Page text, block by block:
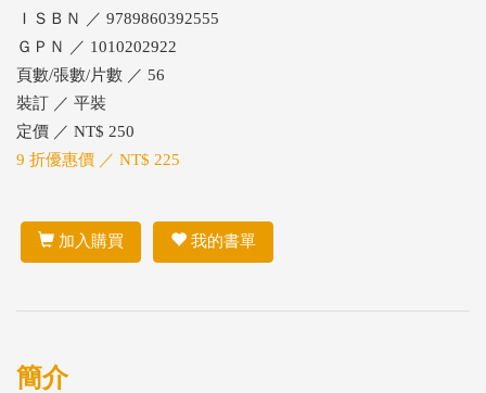
ＩＳＢＮ ／ 9789860392555
ＧＰＮ ／ 1010202922
頁數/張數/片數 ／ 56
裝訂 ／ 平裝
定價 ／ NT$ 250
9 折優惠價 ／ NT$ 225
加入購買 我的書單
簡介